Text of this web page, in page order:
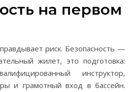
на первом
риск. Безопасность —
жилет, это подготовка:
инструктор,
и грамотный вход в бассейн.